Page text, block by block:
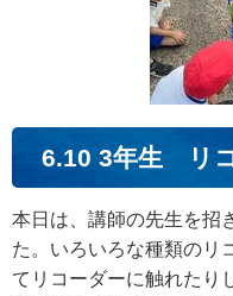
6.10 3年生 リ
本日は、講師の先生を招
た。いろいろな種類のリ
てリコーダーに触れたり